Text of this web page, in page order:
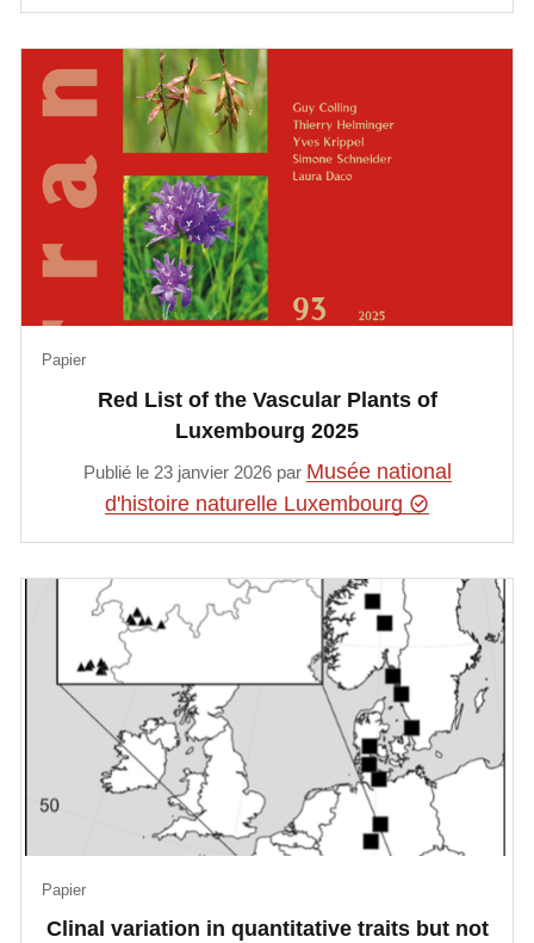
Red List of the Vascular Plants of
Luxembourg 2025
Papier
Publié le 23 janvier 2026 par Musée national
d'histoire naturelle Luxembourg
Clinal variation in quantitative traits but not
Papier